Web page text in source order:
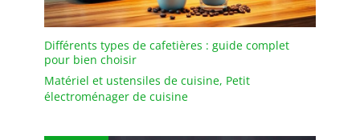
ergonomique et un
rebord étroit. Les rebords
empêchent les
comptoir et la table
propres. Cadeau idéal
Différents types de cafetières : guide complet
pour bien choisir
Matériel et ustensiles de cuisine, Petit
électroménager de cuisine